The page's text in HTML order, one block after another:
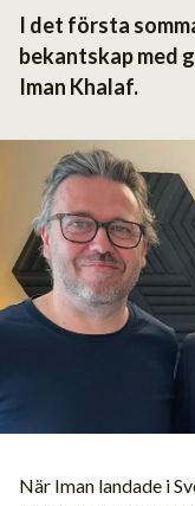
I det första
bekantskap med
Iman Khalaf.
När Iman landade i